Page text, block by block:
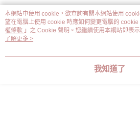
熱門標籤
本網站中使用 cookie，欲查詢有關本網站使用
望在電腦上使用 cookie 時應如何變更電腦的 cookie
權條款 」之 Cookie 聲明。您繼續使用本網站即表
用條款之 Cookie 聲明使用 cookie。
了解更多 >
我知道了